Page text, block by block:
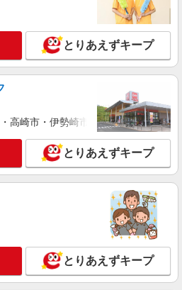
三原市 【最寄駅】安芸幸崎駅 ★マイカ
通勤もOK！（規定あり）
詳細を見る
社 メディカルケア事業部/広島オフィ
フ／資格あり or 経験者
1,600円 ◆無資格・経験者：
◆初任者研修・未経験：1,450円〜 ◆初
経験者：1,550円〜 ◆介護福祉士：
能力による ★週払いOK（規定あり）
三原市 【最寄駅】須波駅 ★マイカー・
もOK！（規定あり）
詳細を見る
ループ）/MD34
とりあえずキープ
高崎市・伊勢崎市・太田市・館林市
とりあえずキープ
とりあえずキープ